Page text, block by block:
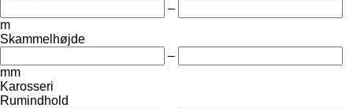
–
m
Skammelhøjde
–
mm
Karosseri
Rumindhold